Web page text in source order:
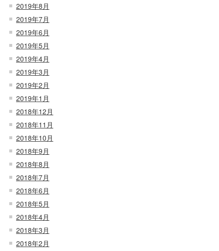
2019年8月
2019年7月
2019年6月
2019年5月
2019年4月
2019年3月
2019年2月
2019年1月
2018年12月
2018年11月
2018年10月
2018年9月
2018年8月
2018年7月
2018年6月
2018年5月
2018年4月
2018年3月
2018年2月